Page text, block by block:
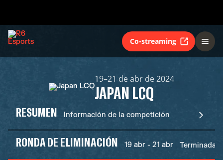
Co-streaming
19–21 de abr de 2024
JAPAN LCQ
RESUMEN Información de la competición
RONDA DE ELIMINACIÓN 19 abr - 21 abr Terminadas